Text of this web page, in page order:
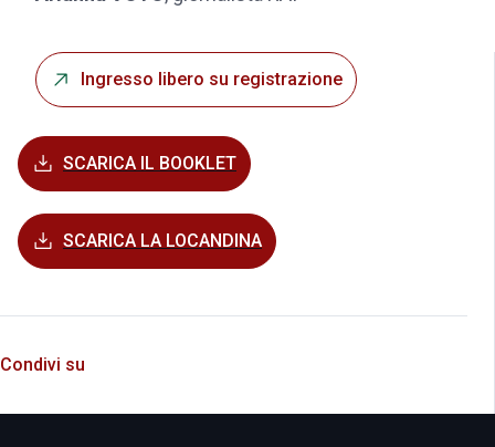
Ingresso libero su registrazione
SCARICA IL BOOKLET
SCARICA LA LOCANDINA
Condivi su